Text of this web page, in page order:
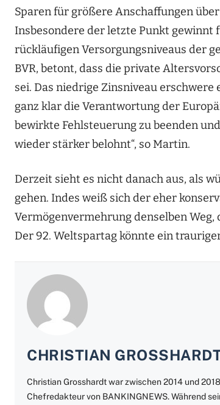
Sparen für größere Anschaffungen
Insbesondere der letzte Punkt gewinnt
rückläufigen Versorgungsniveaus der
BVR, betont, dass die private
sei. Das niedrige Zinsniveau
ganz klar die Verantwortung der
bewirkte Fehlsteuerung zu beenden
wieder stärker belohnt“, so Martin.
Derzeit sieht es nicht danach aus, als
gehen. Indes weiß sich der eher
Vermögenvermehrung denselben
Der 92. Weltspartag könnte ein
CHRISTIAN
Christian Grosshardt war zwischen 2014 und
Chefredakteur von BANKINGNEWS. Während